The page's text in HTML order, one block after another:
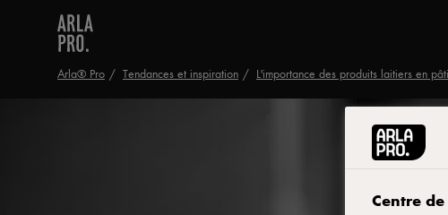
Arla® Pro Tendances et inspiration L'importance des produits laitiers en
Centre